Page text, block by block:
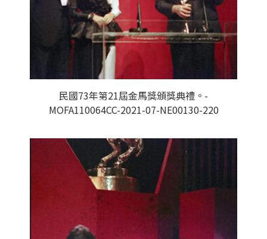
民國73年第21屆金馬獎頒獎典禮。-
MOFA110064CC-2021-07-NE00130-220